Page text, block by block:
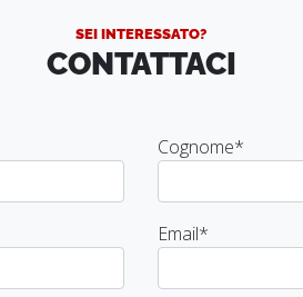
SEI INTERESSATO?
CONTATTACI
Cognome*
Email*